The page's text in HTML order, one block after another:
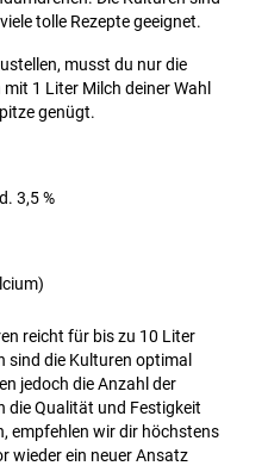
tolle Rezepte geeignet.
musst du nur die
1 Liter Milch deiner Wahl
genügt.
3,5 %
reicht für bis zu 10 Liter
die Kulturen optimal
jedoch die Anzahl der
die Qualität und Festigkeit
empfehlen wir dir höchstens
wieder ein neuer Ansatz